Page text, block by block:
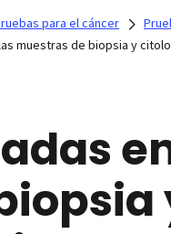
para el cáncer
muestras de biopsia y